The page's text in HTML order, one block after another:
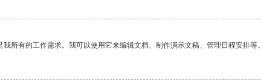
所有的工作需求。我可以使用它来编辑文档、制作演示文稿、管理日程安排等。